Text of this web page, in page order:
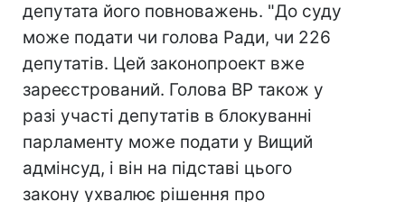
депутата його повноважень. "До суду
може подати чи голова Ради, чи 226
депутатів. Цей законопроект вже
зареєстрований. Голова ВР також у
разі участі депутатів в блокуванні
парламенту може подати у Вищий
адмінсуд, і він на підставі цього
закону ухвалює рішення про